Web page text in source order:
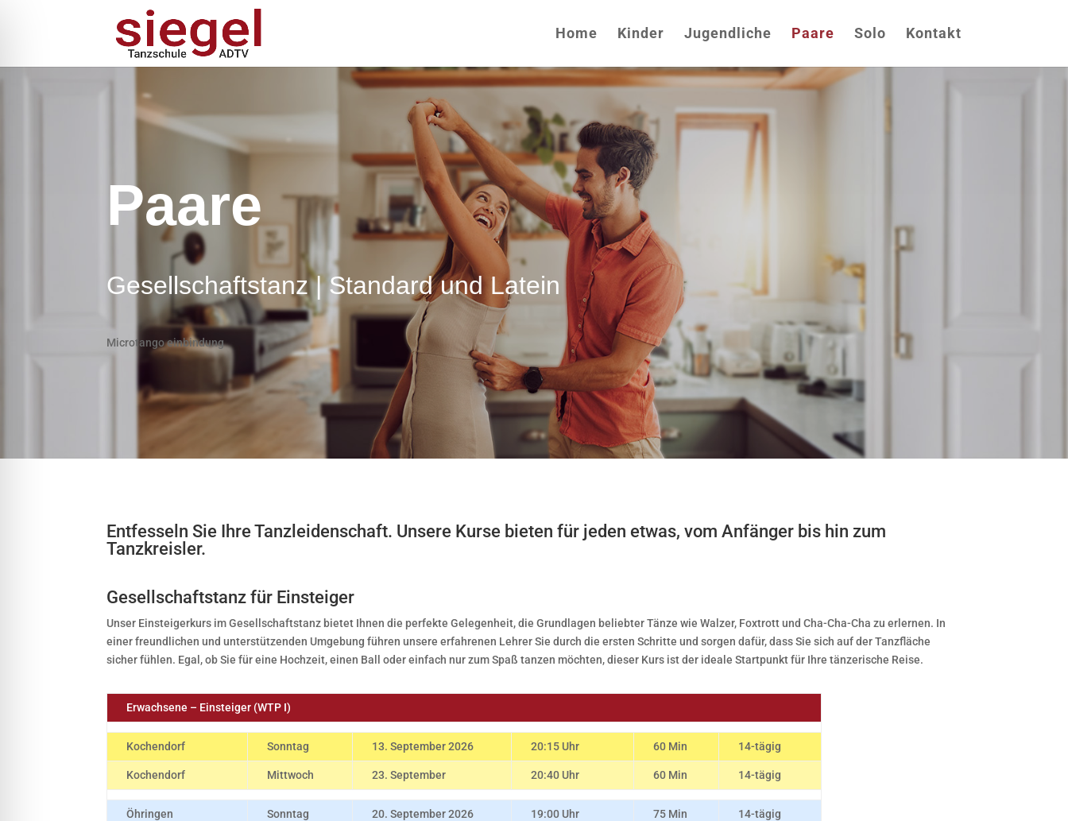
Home Kinder Jugendliche Paare Solo Kontakt
Paare
Gesellschaftstanz | Standard und Latein
Microtango einbindung
Entfesseln Sie Ihre Tanzleidenschaft. Unsere Kurse bieten für jeden etwas, vom Anfänger bis hin zum
Tanzkreisler.
Gesellschaftstanz für Einsteiger
Unser Einsteigerkurs im Gesellschaftstanz bietet Ihnen die perfekte Gelegenheit, die Grundlagen beliebter Tänze wie Walzer, Foxtrott und Cha-Cha-Cha zu erlernen. In
einer freundlichen und unterstützenden Umgebung führen unsere erfahrenen Lehrer Sie durch die ersten Schritte und sorgen dafür, dass Sie sich auf der Tanzfläche
sicher fühlen. Egal, ob Sie für eine Hochzeit, einen Ball oder einfach nur zum Spaß tanzen möchten, dieser Kurs ist der ideale Startpunkt für Ihre tänzerische Reise.
Erwachsene – Einsteiger (WTP I)
Kochendorf Sonntag 13. September 2026 20:15 Uhr 60 Min 14-tägig
Kochendorf Mittwoch 23. September 20:40 Uhr 60 Min 14-tägig
Öhringen Sonntag 20. September 2026 19:00 Uhr 75 Min 14-tägig